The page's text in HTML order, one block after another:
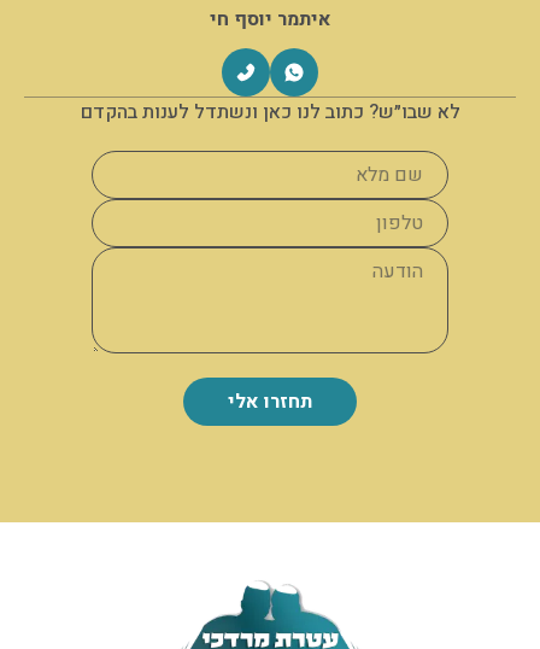
איתמר יוסף חי
לא שבו״ש? כתוב לנו כאן ונשתדל לענות בהקדם
תחזרו אלי